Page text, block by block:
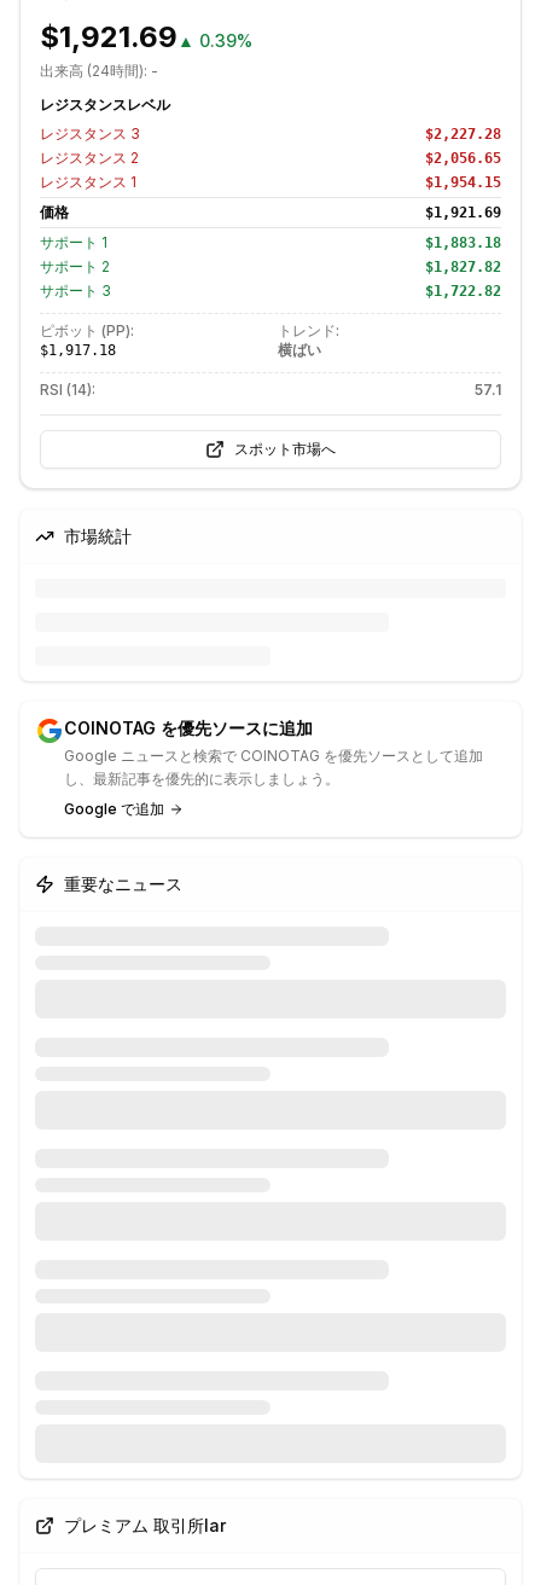
$1,921.69 ▲ 0.39%
出来高 (24時間): -
レジスタンスレベル
レジスタンス 3 $2,227.28
レジスタンス 2 $2,056.65
レジスタンス 1 $1,954.15
価格 $1,921.69
サポート 1 $1,883.18
サポート 2 $1,827.82
サポート 3 $1,722.82
ピボット (PP):
$1,917.18
トレンド:
横ばい
RSI (14): 57.1
スポット市場へ
市場統計
COINOTAG を優先ソースに追加
Google ニュースと検索で COINOTAG を優先ソースとして追加
し、最新記事を優先的に表示しましょう。
Google で追加
重要なニュース
プレミアム 取引所lar